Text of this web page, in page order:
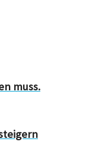
muss.